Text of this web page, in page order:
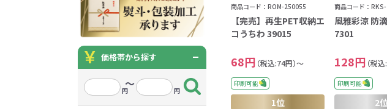
キッチングッズ全般 キッチンツール 箸
ボウル・プレート
ロス
防災・防犯グッズ全般 防災グッズ 防
ライト・ランタン
美容・健康グッズ全般 入浴剤 美
マスクケース
除菌・感染対策グッズ
全般
マスク
抗菌グッズ
タオル・ハンカチ
タオル・ハンカチ全般 タオル
うちわ・扇子・ファン
うちわ・扇子・ファン全
般
ポータブルファン・ハンディ
ファン
雨具全般 傘
アウトドア・レジャーグ
ッズ全般
ラジオ・ライト・ランタン
ひんやりグッズ全般
冷却グッズ
お菓子・食品・飲料
季節のグッズ全般 春のノベルティ 夏
地球にやさしいエコグッズ
価格帯から探す
円～ 円
商品コード：ROM-250055
【完売】再生PET収納エ
コうちわ 39015
68円 （税込:74円）～
印刷可能
1位
商品コード：
風雅彩涼 防
7301
128円 （税
印刷可能
2